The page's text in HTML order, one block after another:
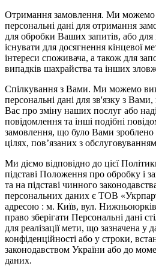
Отримання замовлення. Ми можемо
персональні дані для отримання
для обробки Ваших запитів, або
існувати для досягнення кінцевої
інтереси споживача, а також для
випадків шахрайства та інших
Спілкування з Вами. Ми можемо
персональні дані для зв'язку з
Вас про зміну наших послуг або
повідомлення та інші подібні
замовлення, що було Вами зроблено
цілях, пов’язаних з
Ми діємо відповідно до цієї
підставі Положення про обробку і
та на підставі чинного
персональних даних є ТОВ
адресою : м. Київ, вул.
право зберігати Персональні дані
для реалізації мети, що зазначена у
конфіденційності або у строки,
законодавством України або до
даних.